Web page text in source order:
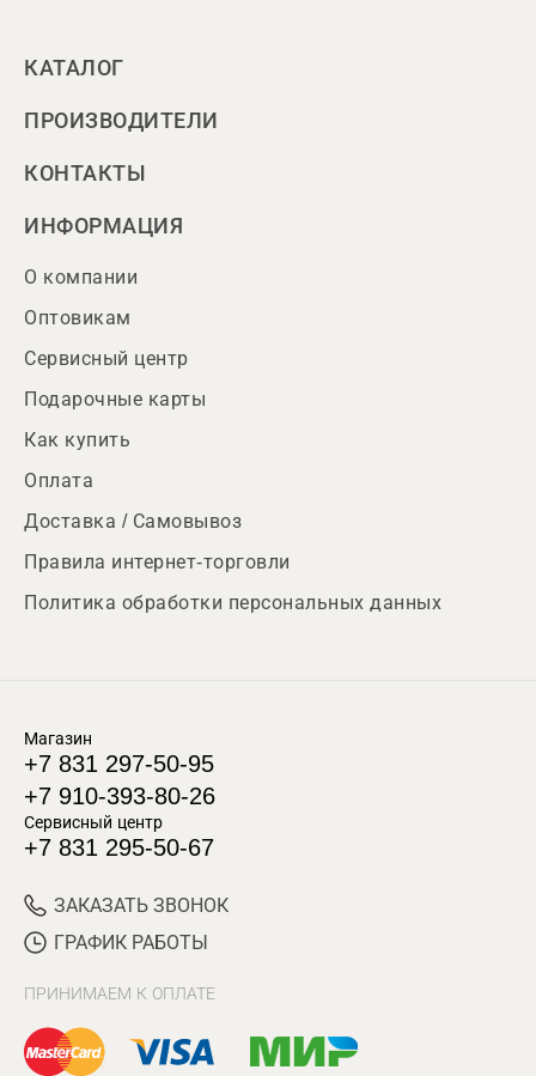
КАТАЛОГ
ПРОИЗВОДИТЕЛИ
КОНТАКТЫ
ИНФОРМАЦИЯ
О компании
Оптовикам
Сервисный центр
Подарочные карты
Как купить
Оплата
Доставка / Самовывоз
Правила интернет-торговли
Политика обработки персональных данных
Магазин
+7 831 297-50-95
+7 910-393-80-26
Сервисный центр
+7 831 295-50-67
ЗАКАЗАТЬ ЗВОНОК
ГРАФИК РАБОТЫ
ПРИНИМАЕМ К ОПЛАТЕ